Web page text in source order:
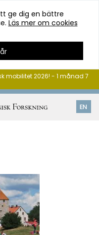
ge dig en bättre
Läs mer om cookies
EN
mobilitet 2026! - 1 månad 7